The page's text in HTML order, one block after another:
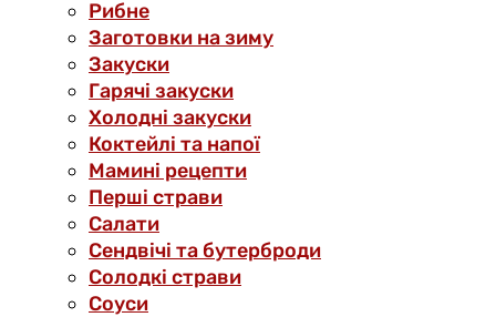
Рибне
Заготовки на зиму
Закуски
Гарячі закуски
Холодні закуски
Коктейлі та напої
Мамині рецепти
Перші страви
Салати
Сендвічі та бутерброди
Солодкі страви
Соуси